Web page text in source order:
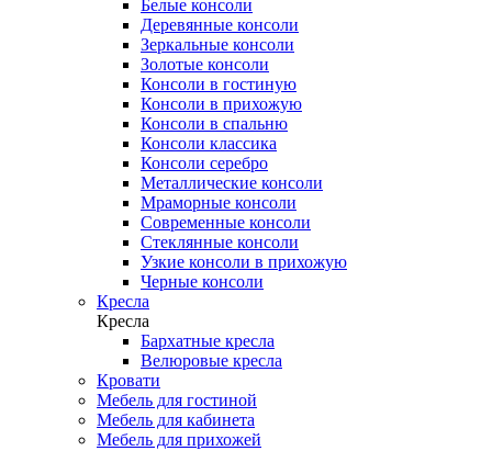
Белые консоли
Деревянные консоли
Зеркальные консоли
Золотые консоли
Консоли в гостиную
Консоли в прихожую
Консоли в спальню
Консоли классика
Консоли серебро
Металлические консоли
Мраморные консоли
Современные консоли
Стеклянные консоли
Узкие консоли в прихожую
Черные консоли
Кресла
Кресла
Бархатные кресла
Велюровые кресла
Кровати
Мебель для гостиной
Мебель для кабинета
Мебель для прихожей